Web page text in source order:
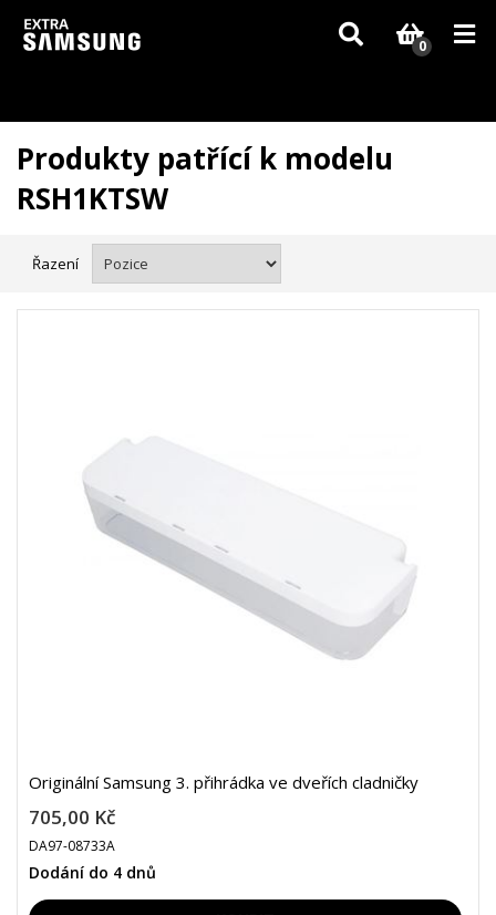
Vzhledem k aktuální situaci se může dodání dílů, které nejsou skladem,
zpozdit. Děkujeme za pochopení.
0
Produkty patřící k modelu
RSH1KTSW
Řazení
Originální Samsung 3. přihrádka ve dveřích cladničky
705,00 Kč
DA97-08733A
Dodání do 4 dnů